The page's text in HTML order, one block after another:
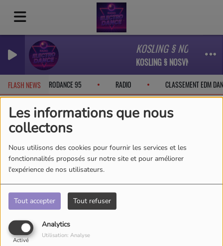
Les informations que nous
collectons
Nous utilisons des cookies pour fournir les services et les
fonctionnalités proposés sur notre site et pour améliorer
l'expérience de nos utilisateurs.
Tout accepter Tout refuser
Analytics
Activé
Utilisation: Analyse
KOSLING § NOSVN -
KOSLING § NOSVN - Find My
FLASH NEWS EURODANCE 95 RADIO CLASSEMENT EDM